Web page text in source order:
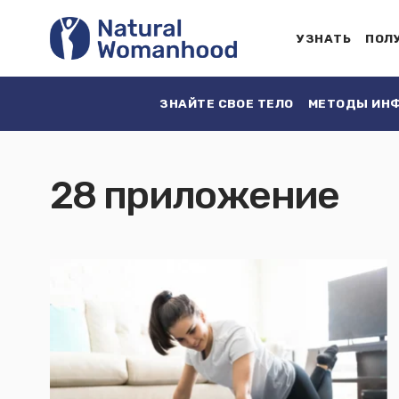
УЗНАТЬ
ЗНАЙТЕ СВОЕ ТЕЛО МЕТОДЫ
28 приложение